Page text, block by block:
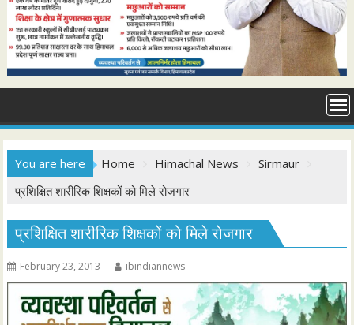
You are here Home Himachal News
Sirmaur
प्रशिक्षित शारीरिक शिक्षकों को मिले रोजगार
प्रशिक्षित शारीरिक शिक्षकों को मिले रोजगार
February 23, 2013 ibindiannews